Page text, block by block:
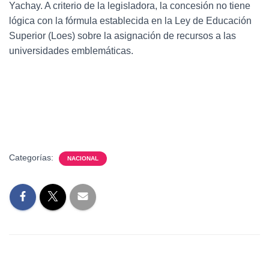
Yachay. A criterio de la legisladora, la concesión no tiene
lógica con la fórmula establecida en la Ley de Educación
Superior (Loes) sobre la asignación de recursos a las
universidades emblemáticas.
Categorías: NACIONAL